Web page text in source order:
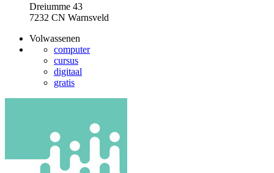
Dreiumme 43
7232 CN Warnsveld
Volwassenen
computer
cursus
digitaal
gratis